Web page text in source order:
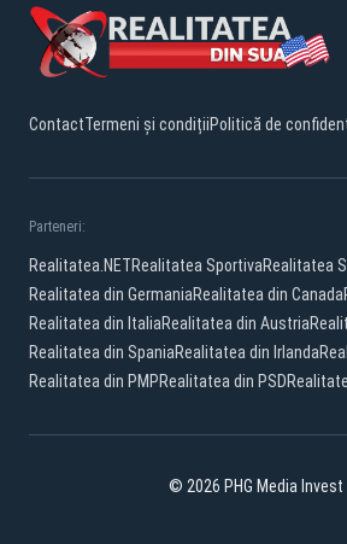
ContactTermeni și condițiiPolitică de
Parteneri:
Realitatea.NETRealitatea SportivaRealitatea
Realitatea din GermaniaRealitatea din Canada
Realitatea din ItaliaRealitatea din Austria
Realitatea din SpaniaRealitatea din Irlanda
Realitatea din PMPRealitatea din PSD
© 2026 PHG Media Invest